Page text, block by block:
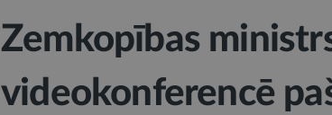
Zemkopības
videokonferencē